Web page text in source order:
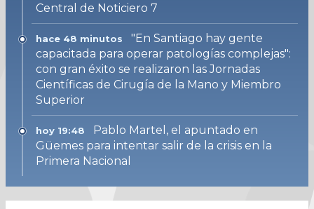
Central de Noticiero 7
hace 48 minutos
"En Santiago hay gente
capacitada para operar patologías complejas":
con gran éxito se realizaron las Jornadas
Científicas de Cirugía de la Mano y Miembro
Superior
hoy 19:48
Pablo Martel, el apuntado en
Güemes para intentar salir de la crisis en la
Primera Nacional